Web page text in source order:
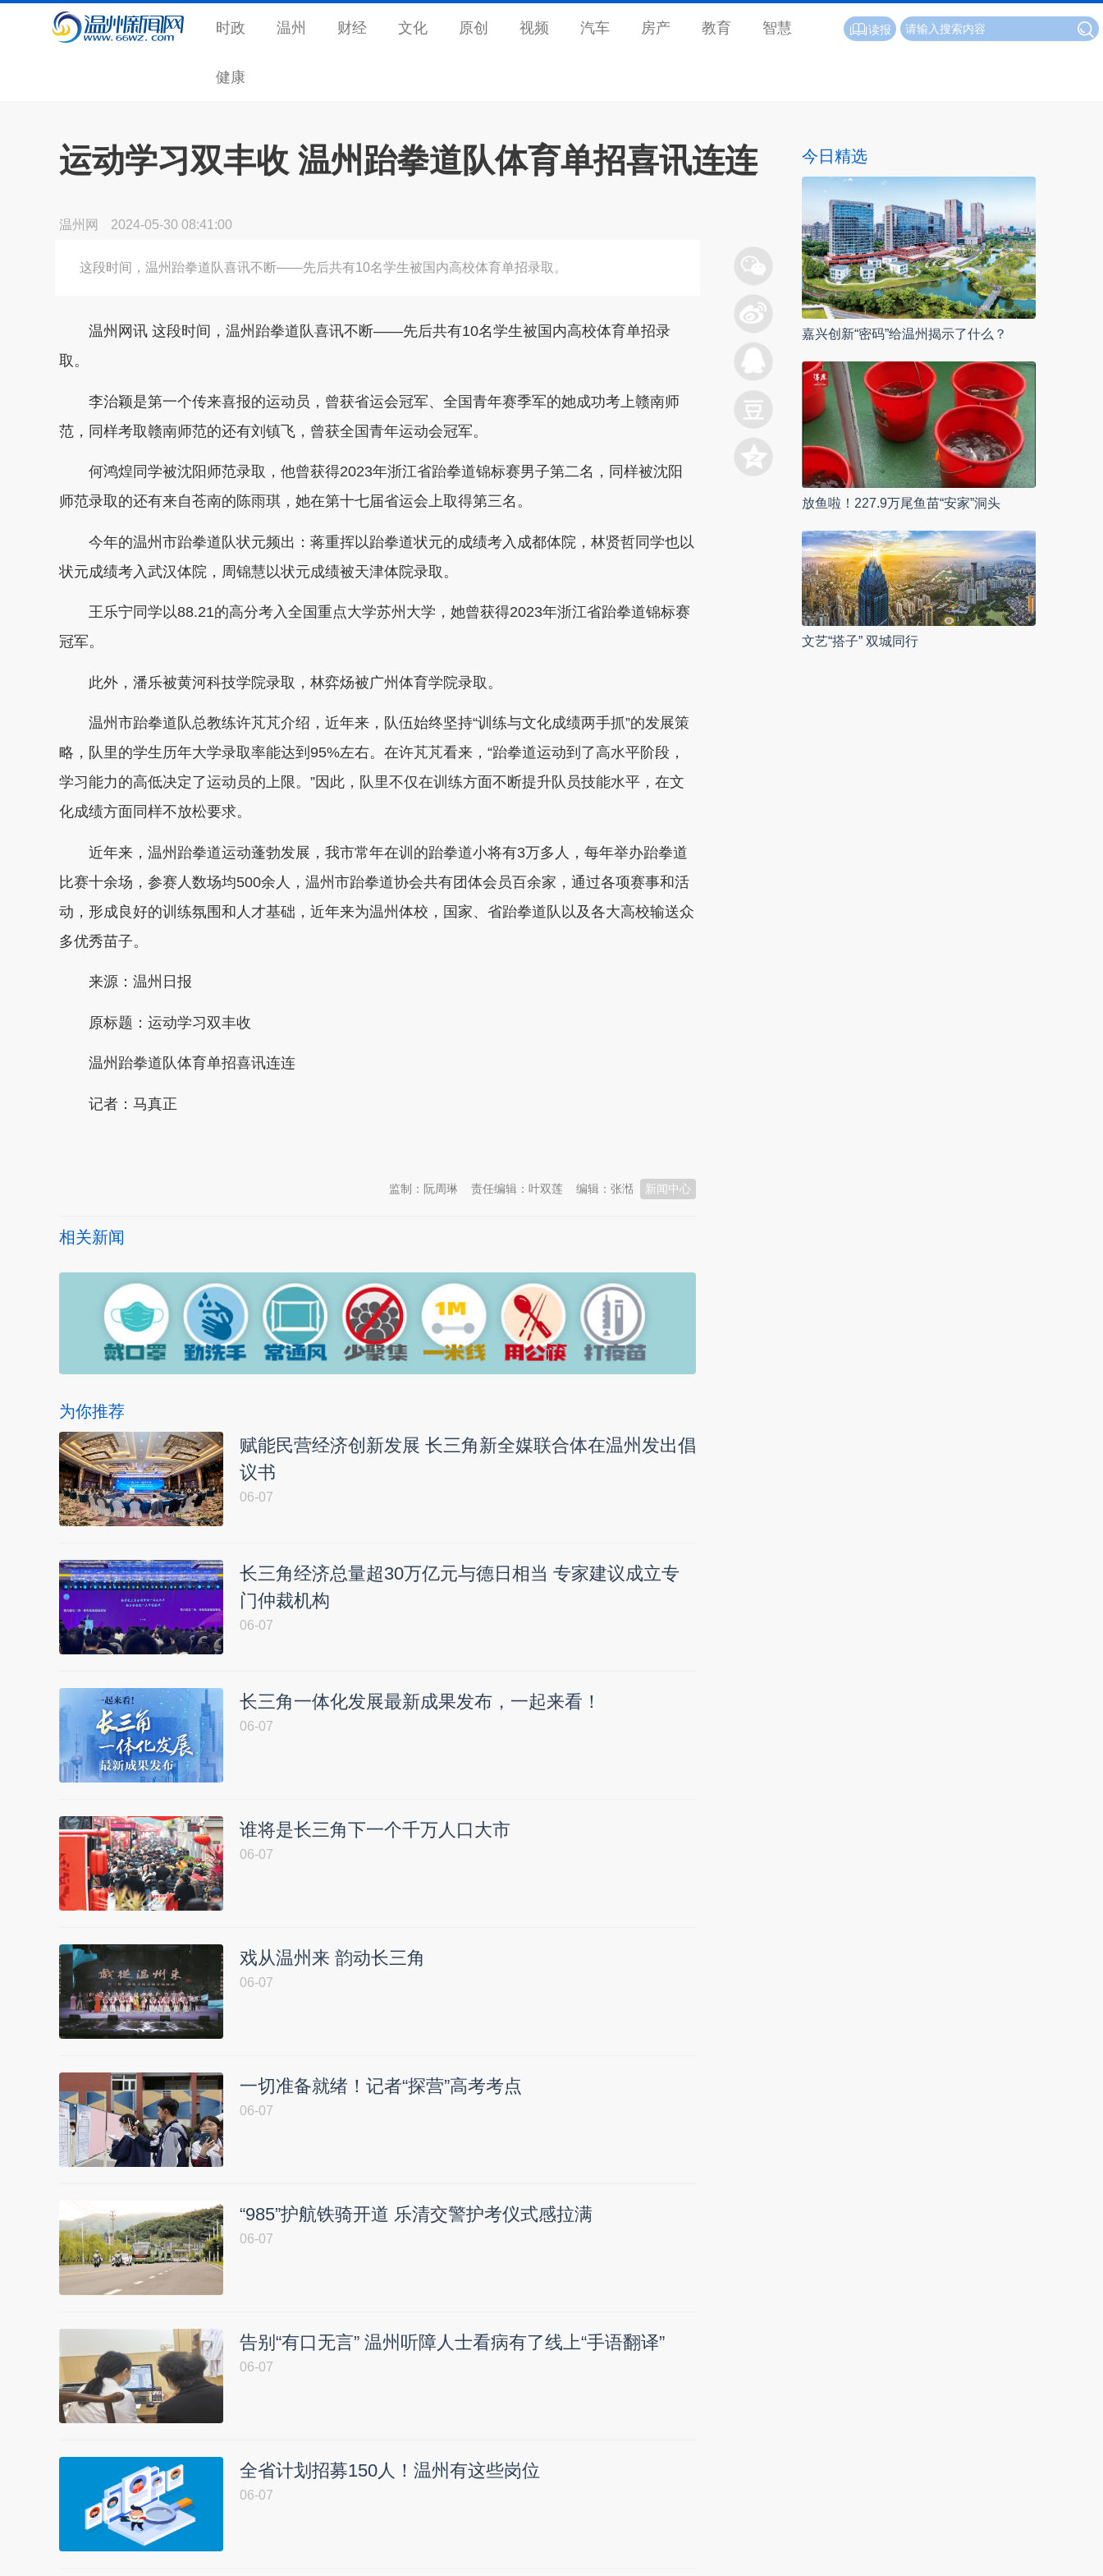
时政 温州 财经 文化 原创 视频 汽车 房产 教育 智慧
健康
读报
运动学习双丰收 温州跆拳道队体育单招喜讯连连
温州网 2024-05-30 08:41:00
这段时间，温州跆拳道队喜讯不断——先后共有10名学生被国内高校体育单招录取。
温州网讯 这段时间，温州跆拳道队喜讯不断——先后共有10名学生被国内高校体育单招录
取。
李治颖是第一个传来喜报的运动员，曾获省运会冠军、全国青年赛季军的她成功考上赣南师
范，同样考取赣南师范的还有刘镇飞，曾获全国青年运动会冠军。
何鸿煌同学被沈阳师范录取，他曾获得2023年浙江省跆拳道锦标赛男子第二名，同样被沈阳
师范录取的还有来自苍南的陈雨琪，她在第十七届省运会上取得第三名。
今年的温州市跆拳道队状元频出：蒋重挥以跆拳道状元的成绩考入成都体院，林贤哲同学也以
状元成绩考入武汉体院，周锦慧以状元成绩被天津体院录取。
王乐宁同学以88.21的高分考入全国重点大学苏州大学，她曾获得2023年浙江省跆拳道锦标赛
冠军。
此外，潘乐被黄河科技学院录取，林弈炀被广州体育学院录取。
温州市跆拳道队总教练许芃芃介绍，近年来，队伍始终坚持“训练与文化成绩两手抓”的发展策
略，队里的学生历年大学录取率能达到95%左右。在许芃芃看来，“跆拳道运动到了高水平阶段，
学习能力的高低决定了运动员的上限。”因此，队里不仅在训练方面不断提升队员技能水平，在文
化成绩方面同样不放松要求。
近年来，温州跆拳道运动蓬勃发展，我市常年在训的跆拳道小将有3万多人，每年举办跆拳道
比赛十余场，参赛人数场均500余人，温州市跆拳道协会共有团体会员百余家，通过各项赛事和活
动，形成良好的训练氛围和人才基础，近年来为温州体校，国家、省跆拳道队以及各大高校输送众
多优秀苗子。
来源：温州日报
原标题：运动学习双丰收
温州跆拳道队体育单招喜讯连连
记者：马真正
新闻中心
编辑：张湉
责任编辑：叶双莲
监制：阮周琳
相关新闻
为你推荐
赋能民营经济创新发展 长三角新全媒联合体在温州发出倡
议书
06-07
长三角经济总量超30万亿元与德日相当 专家建议成立专
门仲裁机构
06-07
长三角一体化发展最新成果发布，一起来看！
06-07
谁将是长三角下一个千万人口大市
06-07
戏从温州来 韵动长三角
06-07
一切准备就绪！记者“探营”高考考点
06-07
“985”护航铁骑开道 乐清交警护考仪式感拉满
06-07
告别“有口无言” 温州听障人士看病有了线上“手语翻译”
06-07
全省计划招募150人！温州有这些岗位
06-07
今日精选
嘉兴创新“密码”给温州揭示了什么？
放鱼啦！227.9万尾鱼苗“安家”洞头
文艺“搭子” 双城同行